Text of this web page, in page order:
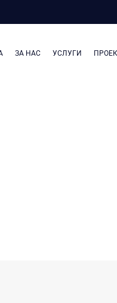
ЗА НАС УСЛУГИ